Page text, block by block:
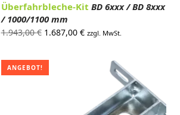
Überfahrbleche-Kit BD 6xxx / BD 8xxx
/ 1000/1100 mm
1.943,00€ Ursprünglicher
1.943,00 €
1.687,00 €Aktueller
1.687,00 €.
zzgl. MwSt.
ANGEBOT!